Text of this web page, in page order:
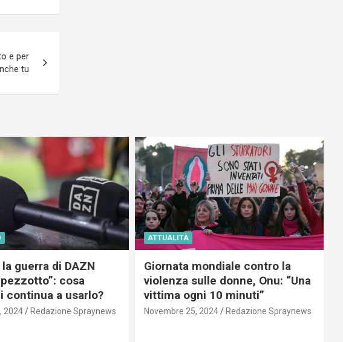
e per
tu
guerra di DAZN
cosa
continua a usarlo?
2024 Redazione Spraynews
ATTUALITÀ
Giornata mondiale contro la
violenza sulle donne, Onu: “Una
vittima ogni 10 minuti”
Novembre 25, 2024 Redazione Spraynews